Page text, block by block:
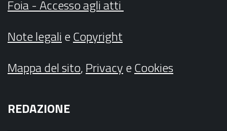
Foia - Accesso agli atti
Note legalieCopyright
Mappa del sito,PrivacyeCookies
REDAZIONE